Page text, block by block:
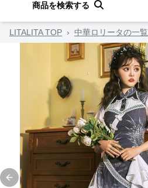
商品を検索する
LITALITA TOP › 中華ロリータの一覧
Previous slide